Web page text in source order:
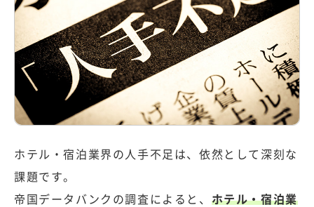
ホテル・宿泊業界の人手不足は、依然として深刻な
課題です。
帝国データバンクの調査 によると、 ホテル・宿泊業